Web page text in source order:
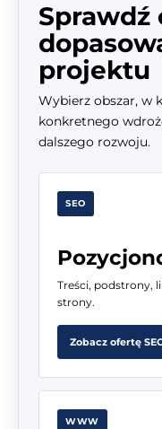
Sprawdź
projektu
Wybierz obszar, w
konkretnego
dalszego rozwoju.
SEO
Treści, podstrony,
strony.
Zobacz ofertę
WWW